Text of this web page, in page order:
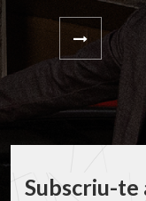
Subscriu-te